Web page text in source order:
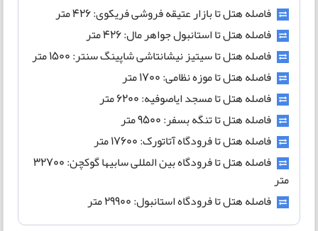
فاصله هتل تا بازار عتیقه فروشی فریکوی: 426 متر
فاصله هتل تا استانبول جواهر مال: 426 متر
فاصله هتل تا سیتیز نیشانتاشی شاپینگ سنتر: 1500 متر
فاصله هتل تا موزه نظامی: 1700 متر
فاصله هتل تا مسجد ایاصوفیه: 6200 متر
فاصله هتل تا تنگه بسفر: 9500 متر
فاصله هتل تا فرودگاه آتاتورک: 17600 متر
فاصله هتل تا فرودگاه بین المللی سابیها گوکچن: 32700
متر
فاصله هتل تا فرودگاه استانبول: 29900 متر